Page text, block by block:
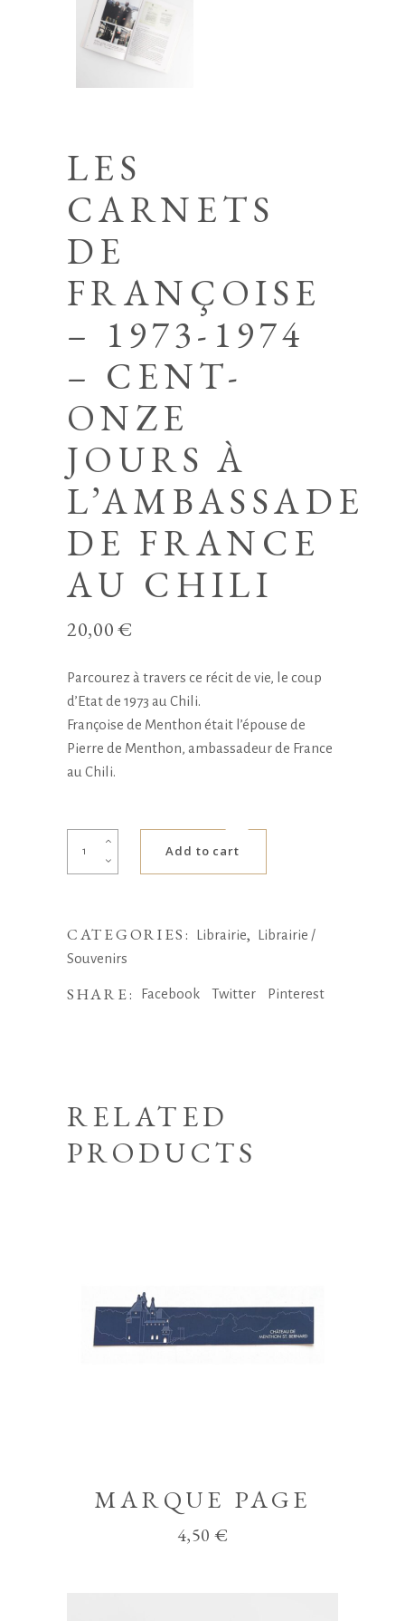
LES
CARNETS
DE
FRANÇOISE
– 1973-1974
– CENT-
ONZE
JOURS À
L’AMBASSADE
DE FRANCE
AU CHILI
20,00€
Parcourez à travers ce récit de vie, le coup
d’Etat de 1973 au Chili.
Françoise de Menthon était l’épouse de
Pierre de Menthon, ambassadeur de France
au Chili.
Carnets
-
1973-
-
l'ambassade
de
Add to cart
CATEGORIES: Librairie, Librairie /
Souvenirs
SHARE: Facebook Twitter Pinterest
RELATED
PRODUCTS
MARQUE PAGE
4,50€